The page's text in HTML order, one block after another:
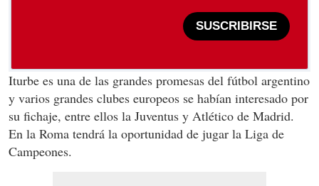
SUSCRIBIRSE
Iturbe es una de las grandes promesas del fútbol argentino
y varios grandes clubes europeos se habían interesado por
su fichaje, entre ellos la Juventus y Atlético de Madrid.
En la Roma tendrá la oportunidad de jugar la Liga de
Campeones.